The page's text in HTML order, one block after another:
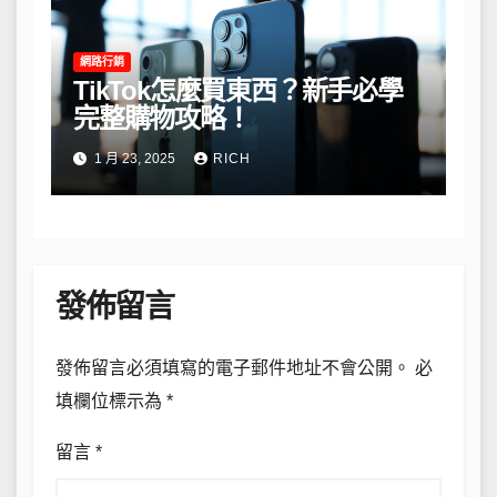
網路行銷
TikTok怎麼買東西？新手必學
完整購物攻略！
1 月 23, 2025 RICH
發佈留言
發佈留言必須填寫的電子郵件地址不會公開。 必
填欄位標示為 *
留言 *